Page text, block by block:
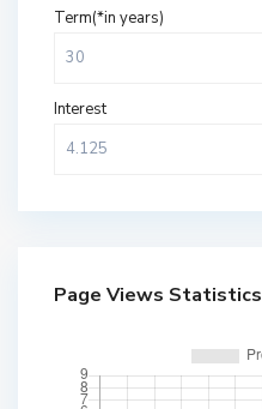
Term(*in years)
Interest
Page Views Statistics